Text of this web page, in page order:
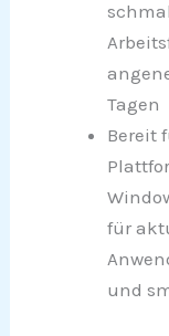
Tagen
Bereit
für
und